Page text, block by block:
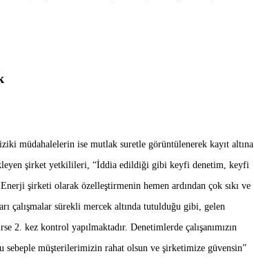
müdahalelerin ise mutlak suretle görüntülenerek kayıt altına
şirket yetkilileri, “İddia edildiği gibi keyfi denetim, keyfi
şirketi olarak özelleştirmenin hemen ardından çok sıkı ve
çalışmalar sürekli mercek altında tutulduğu gibi, gelen
2. kez kontrol yapılmaktadır. Denetimlerde çalışanımızın
sebeple müşterilerimizin rahat olsun ve şirketimize güvensin”